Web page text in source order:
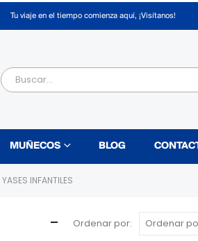
Tu viaje en el tiempo comienza aquí, ¡Visítanos!
MUÑECOS BLOG
YASES INFANTILES
Ordenar por: